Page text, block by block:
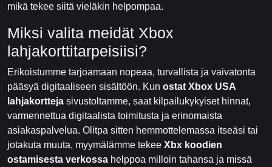
mikä tekee siitä vieläkin helpompaa.
Miksi valita meidät Xbox
lahjakorttitarpeisiisi?
Erikoistumme tarjoamaan nopeaa, turvallista ja vaivatonta
pääsyä digitaaliseen sisältöön. Kun ostat Xbox USA
lahjakortteja sivustoltamme, saat kilpailukykyiset hinnat,
varmennettua digitaalista toimitusta ja erinomaista
asiakaspalvelua. Olitpa sitten hemmottelemassa itseäsi tai
jotakuta muuta, myymälämme tekee Xbx koodien
ostamisesta verkossa helppoa milloin tahansa ja missä